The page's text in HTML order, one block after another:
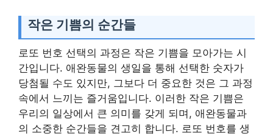
작은 기쁨의 순간들
로또 번호 선택의 과정은 작은 기쁨을 모아가는 시
간입니다. 애완동물의 생일을 통해 선택한 숫자가
당첨될 수도 있지만, 그보다 더 중요한 것은 그 과정
속에서 느끼는 즐거움입니다. 이러한 작은 기쁨은
우리의 일상에서 큰 의미를 갖게 되며, 애완동물과
의 소중한 순간들을 견고히 합니다. 로또 번호를 생